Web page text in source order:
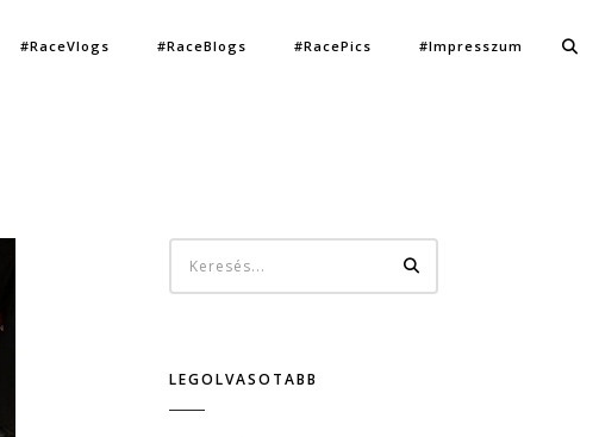
#RaceVlogs #RaceBlogs #RacePics #Impresszum
LEGOLVASOTABB